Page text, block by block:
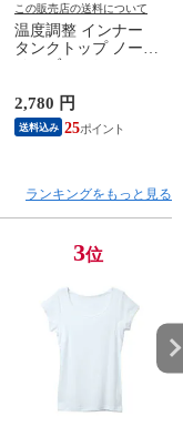
この販売店の送料について
温度調整 インナー
タンクトップ ノース
オフホワイト/ブラウ
ン/ブラック/チャコ
ールグレー/ピンク
2,780 円
送料込み 25
ランキングをもっと見る
3位